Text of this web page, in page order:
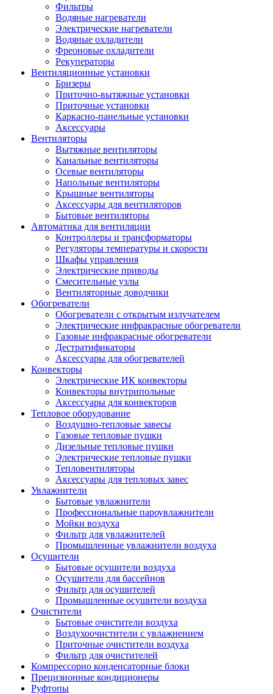
Фильтры
Водяные нагреватели
Электрические нагреватели
Водяные охладители
Фреоновые охладители
Рекуператоры
Вентиляционные установки
Бризеры
Приточно-вытяжные установки
Приточные установки
Каркасно-панельные установки
Аксессуары
Вентиляторы
Вытяжные вентиляторы
Канальные вентиляторы
Осевые вентиляторы
Напольные вентиляторы
Крышные вентиляторы
Аксессуары для вентиляторов
Бытовые вентиляторы
Автоматика для вентиляции
Контроллеры и трансформаторы
Регуляторы температуры и скорости
Шкафы управления
Электрические приводы
Смесительные узлы
Вентиляторные доводчики
Обогреватели
Обогреватели с открытым излучателем
Электрические инфракрасные обогреватели
Газовые инфракрасные обогреватели
Дестратификаторы
Аксессуары для обогревателей
Конвекторы
Электрические ИК конвекторы
Конвекторы внутрипольные
Аксессуары для конвекторов
Тепловое оборудование
Воздушно-тепловые завесы
Газовые тепловые пушки
Дизельные тепловые пушки
Электрические тепловые пушки
Тепловентиляторы
Аксессуары для тепловых завес
Увлажнители
Бытовые увлажнители
Профессиональные пароувлажнители
Мойки воздуха
Фильтр для увлажнителей
Промышленные увлажнители воздуха
Осушители
Бытовые осушители воздуха
Осушители для бассейнов
Фильтр для осушителей
Промышленные осушители воздуха
Очистители
Бытовые очистители воздуха
Воздухоочистители с увлажнением
Приточные очистители воздуха
Фильтр для очистителей
Компрессорно конденсаторные блоки
Прецизионные кондиционеры
Руфтопы